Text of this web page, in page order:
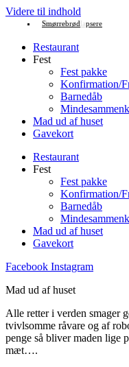
Videre til indhold
Restaurant
Fest
Fest pakke
Konfirmation/
Barnedåb
Mad ud af huset
Gavekort
Restaurant
Fest
Fest pakke
Konfirmation/
Barnedåb
Mad ud af huset
Gavekort
Facebook Instagram
Mad ud af huset
Alle retter i verden smager
tvivlsomme råvare og af
penge så bliver maden lige
mæt….​
Enkelt ret
Menu
Buffet
Buffet
Buffet
Buffet
Buffet , Hapsere
Hapsere
Smørrebrød